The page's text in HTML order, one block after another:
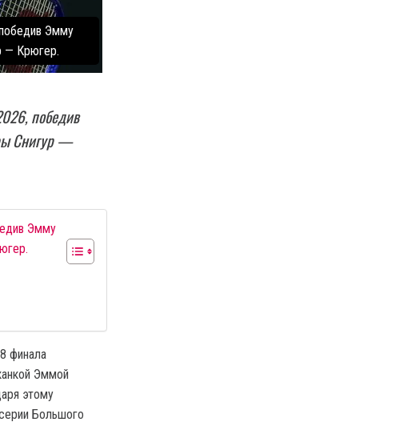
Эмму
— Крюгер.
победив
Снигур —
Эмму
финала
Эммой
этому
Большого